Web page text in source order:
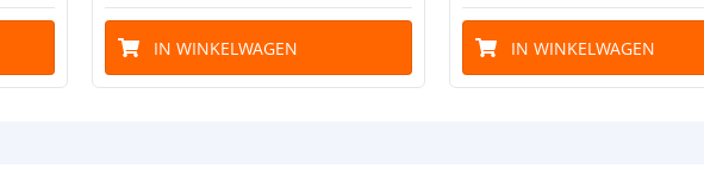
Dikte led strip
IN WINKELWAGEN IN WINKELWAGEN